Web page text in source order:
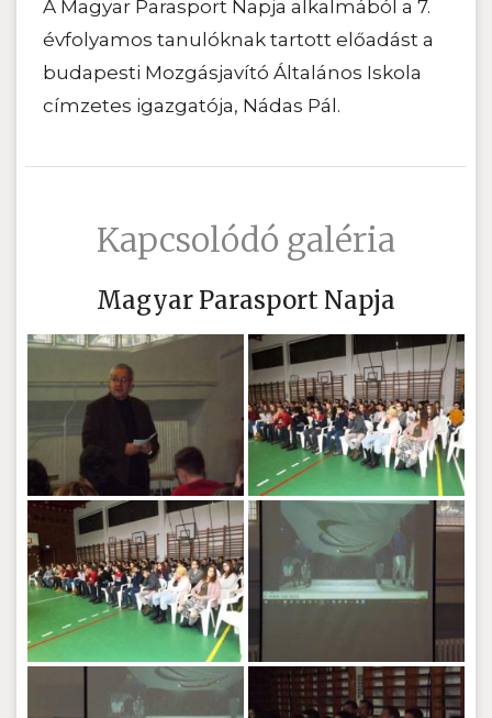
A Magyar Parasport Napja alkalmából a 7.
évfolyamos tanulóknak tartott előadást a
budapesti Mozgásjavító Általános Iskola
címzetes igazgatója, Nádas Pál.
Kapcsolódó galéria
Magyar Parasport Napja